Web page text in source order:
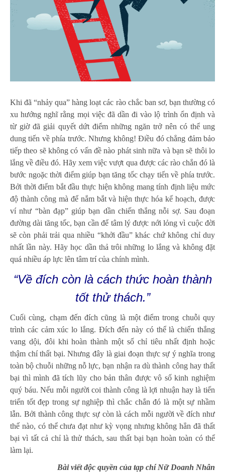
Khi đã “nhảy qua” hàng loạt các rào chắc ban sơ, bạn thường có
xu hướng nghĩ rằng mọi việc đã dần đi vào lộ trình ổn định và
từ giờ đã giải quyết dứt điểm những ngăn trở nên có thể ung
dung tiến về phía trước. Nhưng không! Điều đó chẳng đảm bảo
tiếp theo sẽ không có vấn đề nào phát sinh nữa và bạn sẽ thôi lo
lắng về điều đó. Hãy xem việc vượt qua được các rào chắn đó là
bước ngoặc thời điểm giúp bạn tăng tốc chạy tiến về phía trước.
Bởi thời điểm bắt đầu thực hiện không mang tính định liệu mức
độ thành công mà để nắm bắt và hiện thực hóa kế hoạch, được
ví như “bàn đạp” giúp bạn dần chiến thắng nỗi sợ. Sau đoạn
đường dài tăng tốc, bạn cần để tâm lý được nới lỏng vì cuộc đời
sẽ còn phải trải qua nhiều “khởi đầu” khác chứ không chỉ duy
nhất lần này. Hãy học dần thả trôi những lo lắng và không đặt
quá nhiều áp lực lên tâm trí của chính mình.
“Về đích còn là cách thức hoàn thành
tốt thử thách.”
Cuối cùng, chạm đến đích cũng là một điểm trong chuỗi quy
trình các cảm xúc lo lắng. Đích đến này có thể là chiến thắng
vang dội, đôi khi hoàn thành một số chỉ tiêu nhất định hoặc
thậm chí thất bại. Nhưng đây là giai đoạn thực sự ý nghĩa trong
toàn bộ chuỗi những nỗ lực, bạn nhận ra dù thành công hay thất
bại thì mình đã tích lũy cho bản thân được vô số kinh nghiệm
quý báu. Nếu mỗi người coi thành công là lợi nhuận hay là tiến
triển tốt đẹp trong sự nghiệp thì chắc chắn đó là một sự nhầm
lẫn. Bởi thành công thực sự còn là cách mỗi người về đích như
thế nào, có thể chưa đạt như kỳ vọng nhưng không hẳn đã thất
bại vì tất cả chỉ là thử thách, sau thất bại bạn hoàn toàn có thể
làm lại.
Bài viết độc quyền của tạp chí Nữ Doanh Nhân